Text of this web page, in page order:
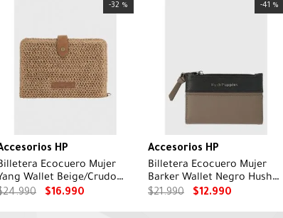
-32 %
HP
Ecocuero Mujer
Wallet Beige/Crudo
Puppies
24.990 $16.990
-41 %
Accesorios HP
Billetera Ecocuero Mujer
Barker Wallet Negro Hush
Puppies
$21.990 $12.990